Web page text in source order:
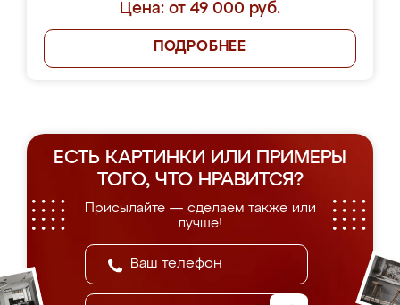
Цена: от 49 000 руб.
ПОДРОБНЕЕ
ЕСТЬ КАРТИНКИ ИЛИ ПРИМЕРЫ
ТОГО, ЧТО НРАВИТСЯ?
Присылайте — сделаем также или
лучше!